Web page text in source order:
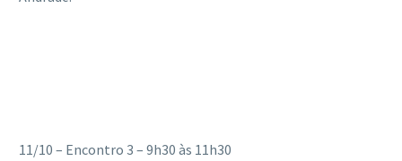
11/10 – Encontro 3 – 9h30 às 11h30